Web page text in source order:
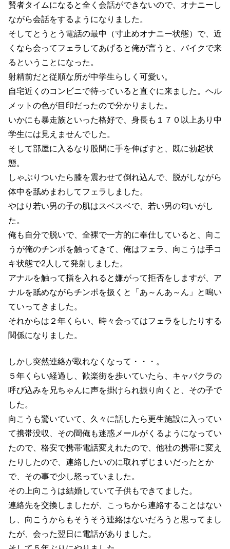
賢者タイムになると全く会話ができないので、オナニーし
ながら会話をするようになりました。
そしてとうとう電話の最中（寸止めオナニー状態）で、近
くなら会ってフェラしてあげると俺が言うと、バイクで来
るということになった。
射精前だと従順な所が中学生らしく可愛い。
自宅近くのコンビニで待っていると直ぐに来ました。ヘル
メットの色が目印だったので分かりました。
いかにも暴走族といった格好で、身長も１７０以上あり中
学生には見えませんでした。
そして部屋に入るなり股間に手を伸ばすと、既に勃起状
態。
しゃぶりついたら膝を震わせて倒れ込んで、脱がしながら
体中を舐めまわしてフェラしました。
やはり若い男の子の肌はスベスベで、若い男の匂いがし
た。
俺も自分で脱いで、全裸で一方的に奉仕していると、向こ
うが俺のチンポを触ってきて、俺はフェラ、向こうは手コ
キ状態で2人して発射しました。
アナルを触って指を入れると嫌がって拒否をしますが、ア
ナルを舐めながらチンポを扱くと「あ～んあ～ん」と鳴い
ていってきました。
それからは２年くらい、時々会ってはフェラをしたりする
関係になりました。
しかし突然連絡が取れなくなって・・・。
５年くらい経過し、歓楽街を歩いていたら、キャバクラの
呼び込みを兄ちゃんに声を掛けられ振り向くと、その子で
した。
向こうも驚いていて、久々に話したら更生施設に入ってい
て携帯没収、その間俺も迷惑メールがくるようになってい
たので、格安で携帯電話変えれたので、他社の携帯に変え
たりしたので、連絡したいのに取れずじまいだったとか
で、その事で少し怒っていました。
その上向こうは結婚していて子供もできてました。
連絡先を交換しましたが、こっちから連絡することはない
し、向こうからもそうそう連絡はないだろうと思ってまし
たが、会った翌日に電話がありました。